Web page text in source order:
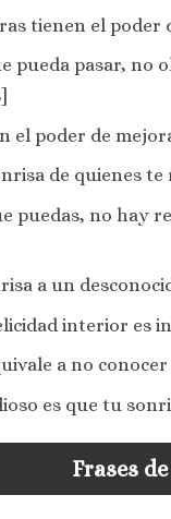
tienen el
pueda pasar, no
el poder de
de quienes
puedas, no hay
a un
interior es
a no
es que tu
Frases